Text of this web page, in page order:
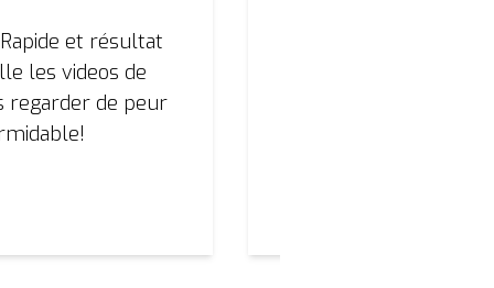
et résultat
les videos de
regarder de peur